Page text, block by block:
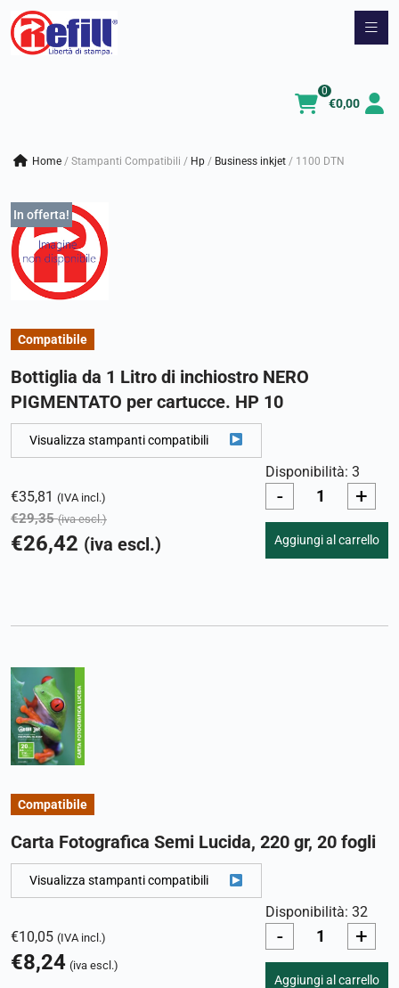
Vai
€0,00
0
Home / Stampanti Compatibili / hp / business inkjet / 1100 DTN
In offerta!
Compatibile
Bottiglia da 1 Litro di inchiostro NERO
PIGMENTATO per cartucce. HP 10
Visualizza stampanti compatibili
€35,81 (IVA incl.)
€29,35 (iva escl.)
€26,42 (iva escl.)
Disponibilità: 3
- +
Aggiungi al carrello
Compatibile
Carta Fotografica Semi Lucida, 220 gr, 20 fogli
Visualizza stampanti compatibili
€10,05 (IVA incl.)
€8,24 (iva escl.)
Disponibilità: 32
- +
Aggiungi al carrello